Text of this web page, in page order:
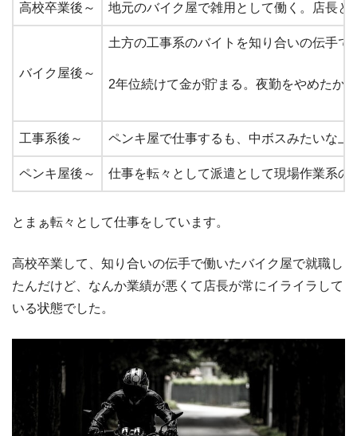
高校卒業後～ 地元のバイク屋で雑用として働く。店長と
バイク屋後～
土方の工事系のバイトを知り合いの伝手で
2年位続けて金が貯まる。夜勤をやめたか
工事系後～ ペンキ屋で仕事するも、中ボスみたいな上
ペンキ屋後～ 仕事を転々として派遣として現場作業系
とまぁ転々として仕事をしています。
高校卒業して、知り合いの伝手で働いたバイク屋で就職し
たんだけど、なんか業績が悪くて店長が常にイライラして
いる状態でした。